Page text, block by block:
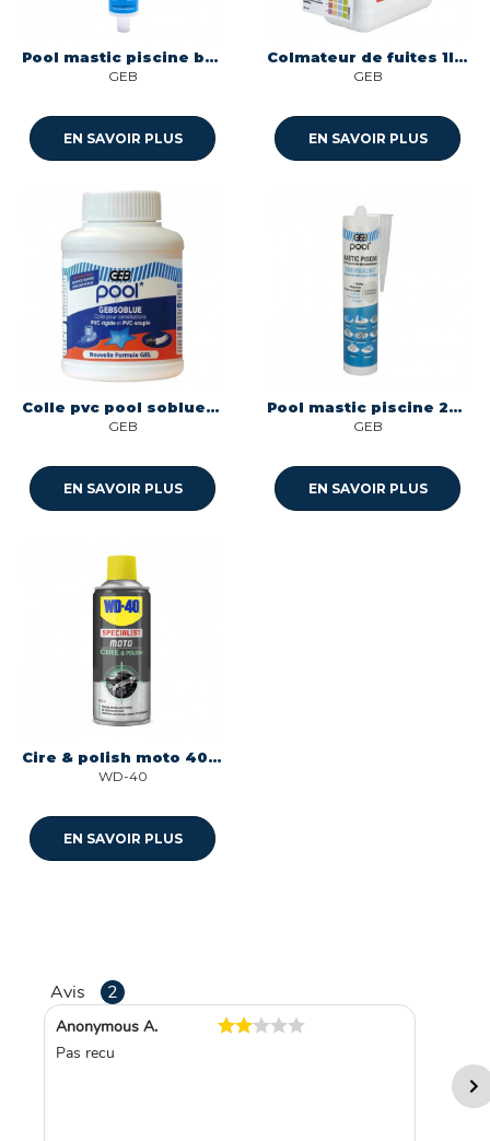
Pool mastic piscine blanc 80ml ms polymere neutre piscine Geb 590925
GEB
EN SAVOIR PLUS
Colmateur de fuites 1l 127294 Geb 127294
GEB
EN SAVOIR PLUS
Colle pvc pool soblue 250ml pvc souple et rigide Geb 504501
GEB
EN SAVOIR PLUS
Pool mastic piscine 290 ml ms polymere neutre piscine Geb 590911
GEB
EN SAVOIR PLUS
Cire & polish moto 400ml Wd40 33809/46
WD-40
EN SAVOIR PLUS
Avis 2
Anonymous A.
Pas recu